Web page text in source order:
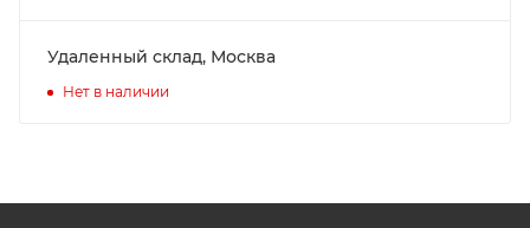
Удаленный склад, Москва
Нет в наличии